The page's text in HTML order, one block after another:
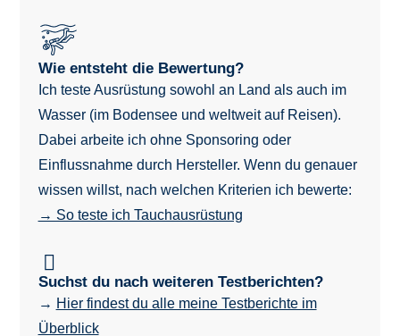
Wie entsteht die Bewertung?
Ich teste Ausrüstung sowohl an Land als auch im
Wasser (im Bodensee und weltweit auf Reisen).
Dabei arbeite ich ohne Sponsoring oder
Einflussnahme durch Hersteller. Wenn du genauer
wissen willst, nach welchen Kriterien ich bewerte:
→ So teste ich Tauchausrüstung
Suchst du nach weiteren Testberichten?
→ Hier findest du alle meine Testberichte im
Überblick